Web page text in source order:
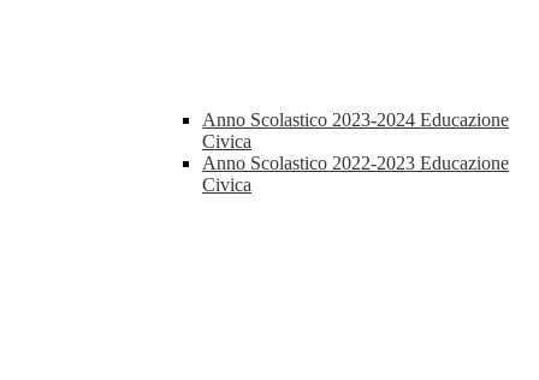
Anno Scolastico 2023-2024 Educazione
Civica
Anno Scolastico 2022-2023 Educazione
Civica